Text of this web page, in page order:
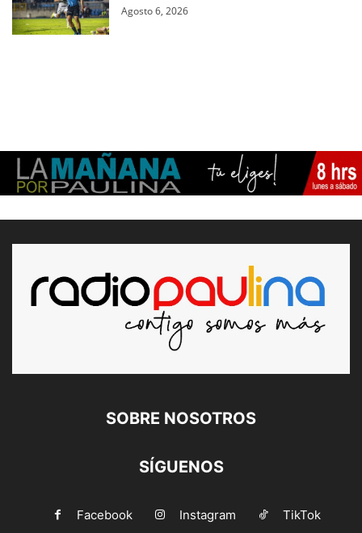
Agosto 6, 2026
SOBRE NOSOTROS
SÍGUENOS
Facebook Instagram TikTok